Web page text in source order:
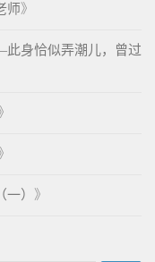
师》
身恰似弄潮儿，曾过
） 》